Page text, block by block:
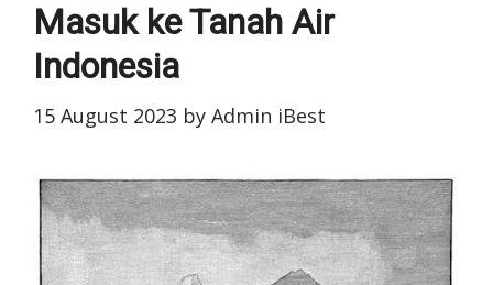
Masuk ke Tanah Air
Indonesia
15 August 2023 by Admin iBest